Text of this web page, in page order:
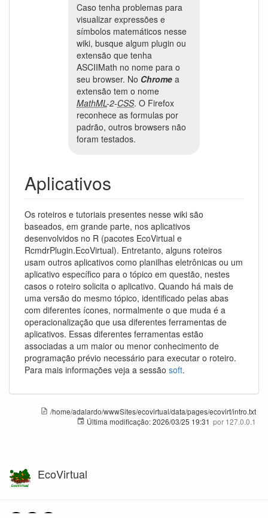
Caso tenha problemas para
visualizar expressões e
símbolos matemáticos nesse
wiki, busque algum plugin ou
extensão que tenha
ASCIIMath no nome para o
seu browser. No Chrome a
extensão tem o nome
MathML-2-CSS. O Firefox
reconhece as formulas por
padrão, outros browsers não
foram testados.
Aplicativos
Os roteiros e tutoriais presentes nesse wiki são
baseados, em grande parte, nos aplicativos
desenvolvidos no R (pacotes EcoVirtual e
RcmdrPlugin.EcoVirtual). Entretanto, alguns roteiros
usam outros aplicativos como planilhas eletrônicas ou um
aplicativo específico para o tópico em questão, nestes
casos o roteiro solicita o aplicativo. Quando há mais de
uma versão do mesmo tópico, identificado pelas abas
com diferentes ícones, normalmente o que muda é a
operacionalização que usa diferentes ferramentas de
aplicativos. Essas diferentes ferramentas estão
associadas a um maior ou menor conhecimento de
programação prévio necessário para executar o roteiro.
Para mais informações veja a sessão soft.
/home/adalardo/wwwSites/ecovirtual/data/pages/ecovirt/intro.txt
Última modificação:2026/03/25 19:31 por 127.0.0.1
EcoVirtual